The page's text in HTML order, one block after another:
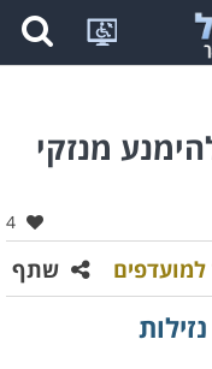
מנזקי
4
שתף